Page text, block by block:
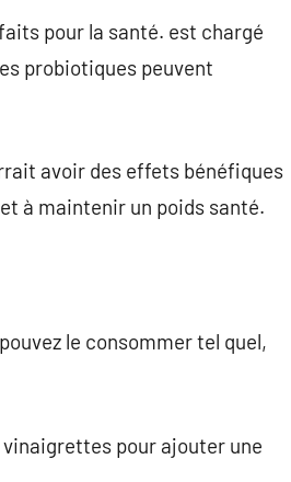
pour la santé. est chargé
probiotiques peuvent
avoir des effets bénéfiques
à maintenir un poids santé.
le consommer tel quel,
pour ajouter une